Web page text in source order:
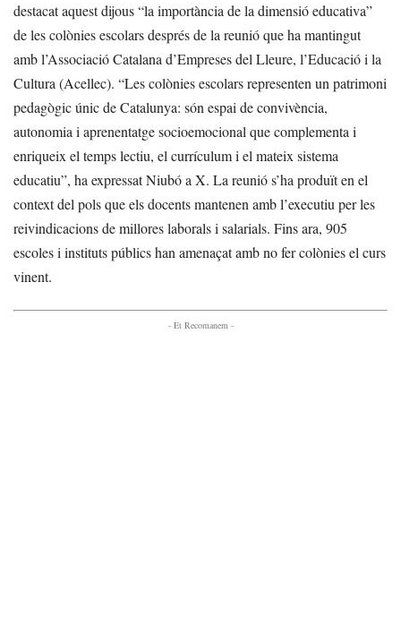
destacat aquest dijous “la importància de la dimensió educativa”
de les colònies escolars després de la reunió que ha mantingut
amb l’Associació Catalana d’Empreses del Lleure, l’Educació i la
Cultura (Acellec). “Les colònies escolars representen un patrimoni
pedagògic únic de Catalunya: són espai de convivència,
autonomia i aprenentatge socioemocional que complementa i
enriqueix el temps lectiu, el currículum i el mateix sistema
educatiu”, ha expressat Niubó a X. La reunió s’ha produït en el
context del pols que els docents mantenen amb l’executiu per les
reivindicacions de millores laborals i salarials. Fins ara, 905
escoles i instituts públics han amenaçat amb no fer colònies el curs
vinent.
- Et Recomanem -